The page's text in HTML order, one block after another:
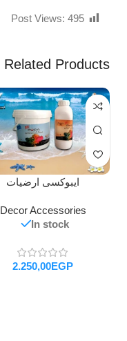
Post Views: 495
Related Products
ايبوكسى ارضيات
Decor Accessories
In stock
EGP